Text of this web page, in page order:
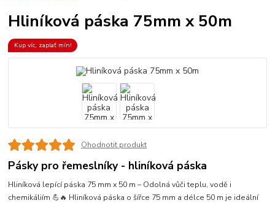
Hliníková páska 75mm x 50m
Kup víc, zaplať mín!
Ohodnotit produkt
Pásky pro řemeslníky - hliníková páska
Hliníková lepící páska 75 mm x 50 m – Odolná vůči teplu, vodě i
chemikáliím 💪🔥 Hliníková páska o šířce 75 mm a délce 50 m je ideální